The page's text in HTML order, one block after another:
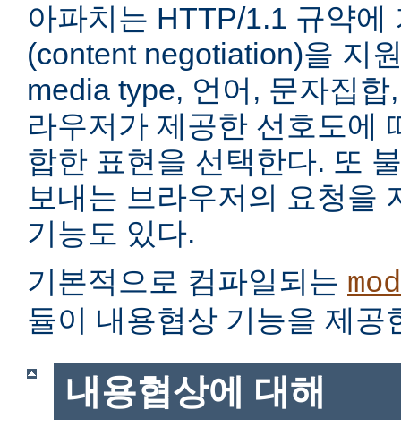
아파치는 HTTP/1.1 규약에
(content negotiation)을 지
media type, 언어, 문자집
라우저가 제공한 선호도에
합한 표현을 선택한다. 또
보내는 브라우저의 요청을
기능도 있다.
기본적으로 컴파일되는
듈이 내용협상 기능을 제공
내용협상에 대해